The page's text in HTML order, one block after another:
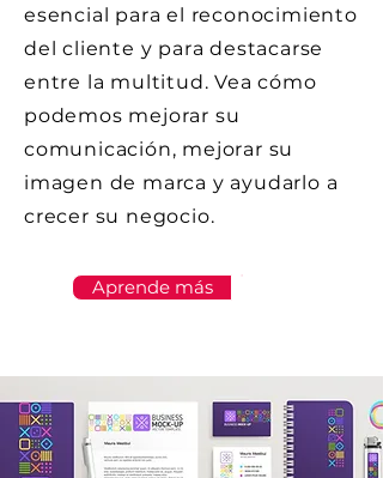
esencial para el reconocimiento
del cliente y para destacarse
entre la multitud. Vea cómo
podemos mejorar su
comunicación, mejorar su
imagen de marca y ayudarlo a
crecer su negocio.
Aprende más